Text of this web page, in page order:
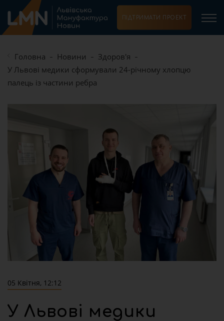
ПІДТРИМАТИ ПРОЕКТ
Головна Новини
Здоров'я
У Львові медики сформували 24-річному хлопцю
палець із частини ребра
05 Квітня, 12:12
У Львові медики